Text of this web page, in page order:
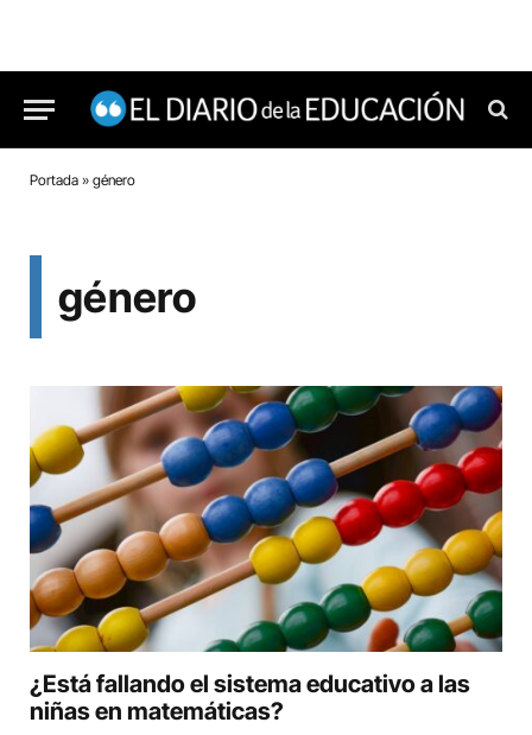
Portada » género
género
¿Está fallando el sistema educativo a las
niñas en matemáticas?